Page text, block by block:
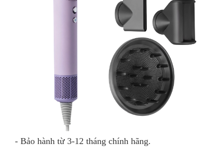
- Bảo hành từ 3-12 tháng chính hãng.